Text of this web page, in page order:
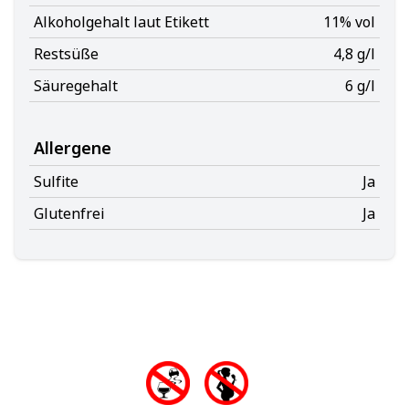
Alkoholgehalt laut Etikett
11% vol
Restsüße
4,8 g/l
Säuregehalt
6 g/l
Allergene
Sulfite
Ja
Glutenfrei
Ja